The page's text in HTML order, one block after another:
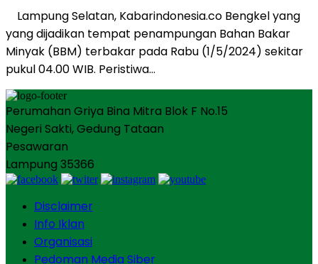
Lampung Selatan, Kabarindonesia.co Bengkel yang
yang dijadikan tempat penampungan Bahan Bakar
Minyak (BBM) terbakar pada Rabu (1/5/2024) sekitar
pukul 04.00 WIB. Peristiwa…
Perumahan Griya Bina Mitra Blok F No.15
Negeri Sakti, Gedung Tataan
Pesawaran
Lampung 35366
Disclaimer
Info Iklan
Organisasi
Pedoman Media Siber